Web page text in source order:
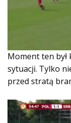
Moment ten
sytuacji. Tylko
przed stratą